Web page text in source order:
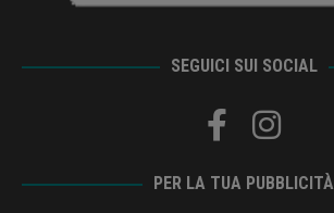
SEGUICI SUI SOCIAL
PER LA TUA PUBBLICITÀ